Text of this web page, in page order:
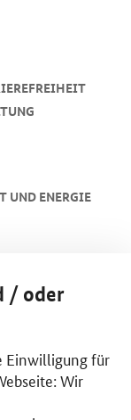
UND ENERGIE
/ oder
Einwilligung für
Wir